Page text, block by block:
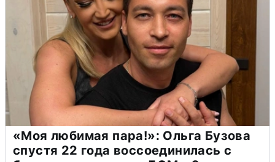
«Моя любимая пара!»: Ольга Бузова
спустя 22 года воссоединилась с